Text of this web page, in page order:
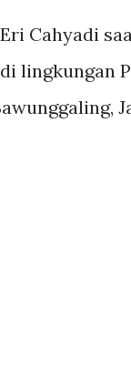
Cahyadi
lingkungan